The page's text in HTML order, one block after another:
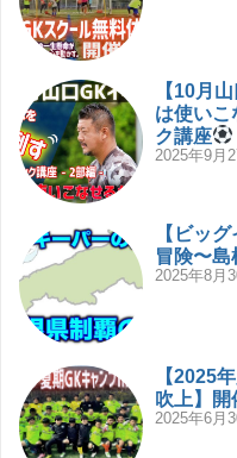
【10月
は使いこ
ク講座
2025年9月
【ビッ
冒険〜
2025年8月
【2025
吹上】開
2025年6月